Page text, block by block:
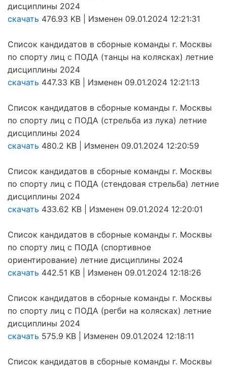
дисциплины 2024
скачать 476.93 KB | Изменен 09.01.2024 12:21:31
Список кандидатов в сборные команды г. Москвы
по спорту лиц с ПОДА (танцы на колясках) летние
дисциплины 2024
скачать 447.33 KB | Изменен 09.01.2024 12:21:13
Список кандидатов в сборные команды г. Москвы
по спорту лиц с ПОДА (стрельба из лука) летние
дисциплины 2024
скачать 480.2 KB | Изменен 09.01.2024 12:20:59
Список кандидатов в сборные команды г. Москвы
по спорту лиц с ПОДА (стендовая стрельба) летние
дисциплины 2024
скачать 433.62 KB | Изменен 09.01.2024 12:20:01
Список кандидатов в сборные команды г. Москвы
по спорту лиц с ПОДА (спортивное
ориентирование) летние дисциплины 2024
скачать 442.51 KB | Изменен 09.01.2024 12:18:26
Список кандидатов в сборные команды г. Москвы
по спорту лиц с ПОДА (регби на колясках) летние
дисциплины 2024
скачать 575.9 KB | Изменен 09.01.2024 12:18:11
Список кандидатов в сборные команды г. Москвы